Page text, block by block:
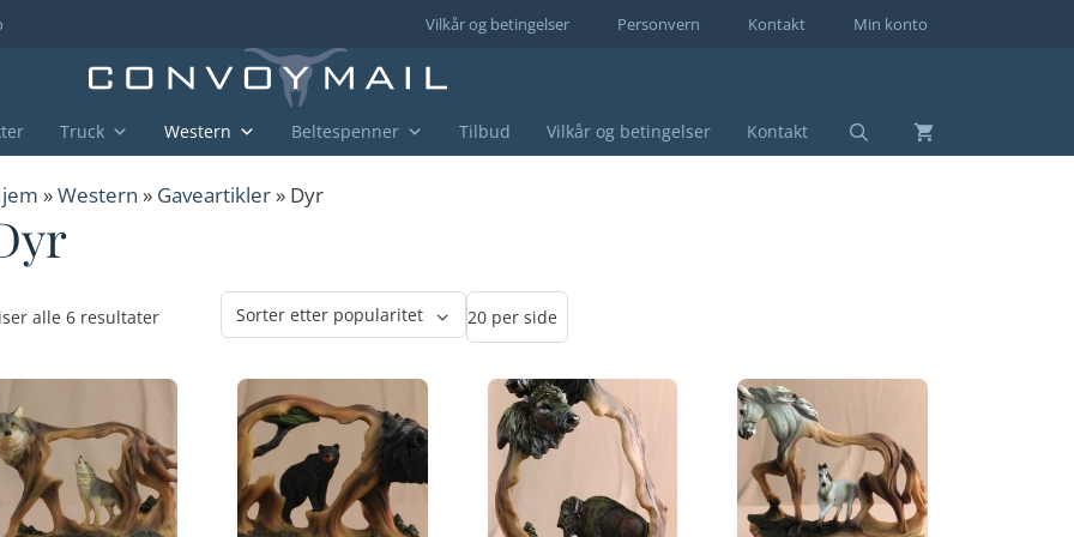
Min konto
Kontakt
Personvern
Vilkår og betingelser
Truck Western Beltespenner Tilbud Vilkår og betingelser Kontakt
»Western » Gaveartikler » Dyr
alle 6 resultaterSortert